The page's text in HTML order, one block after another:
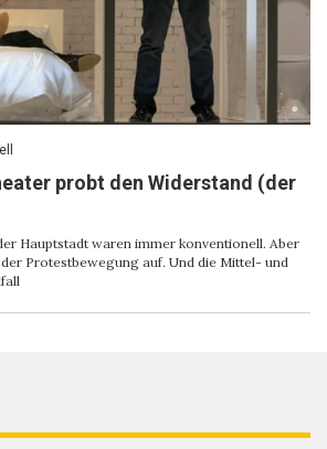
probt den Widerstand (der
Hauptstadt waren immer konventionell. Aber
Protestbewegung auf. Und die Mittel- und